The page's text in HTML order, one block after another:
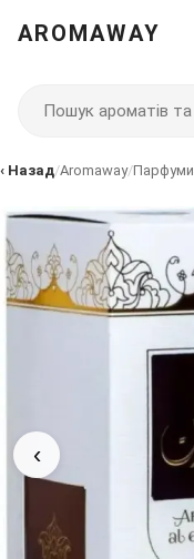
AROMAWAY
‹ Назад/Aromaway/Парфуми
‹